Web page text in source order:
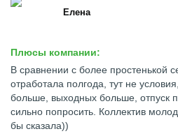
Елена
Плюсы компании:
В сравнении с более простенькой
отработала полгода, тут не
больше, выходных больше, отпуск
сильно попросить. Коллектив
бы сказала))